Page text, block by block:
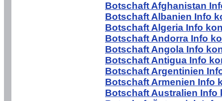
Botschaft Afghanistan
Botschaft Albanien Info
Botschaft Algeria Info
Botschaft Andorra Info
Botschaft Angola Info
Botschaft Antigua Info
Botschaft Argentinien
Botschaft Armenien Info
Botschaft Australien Info